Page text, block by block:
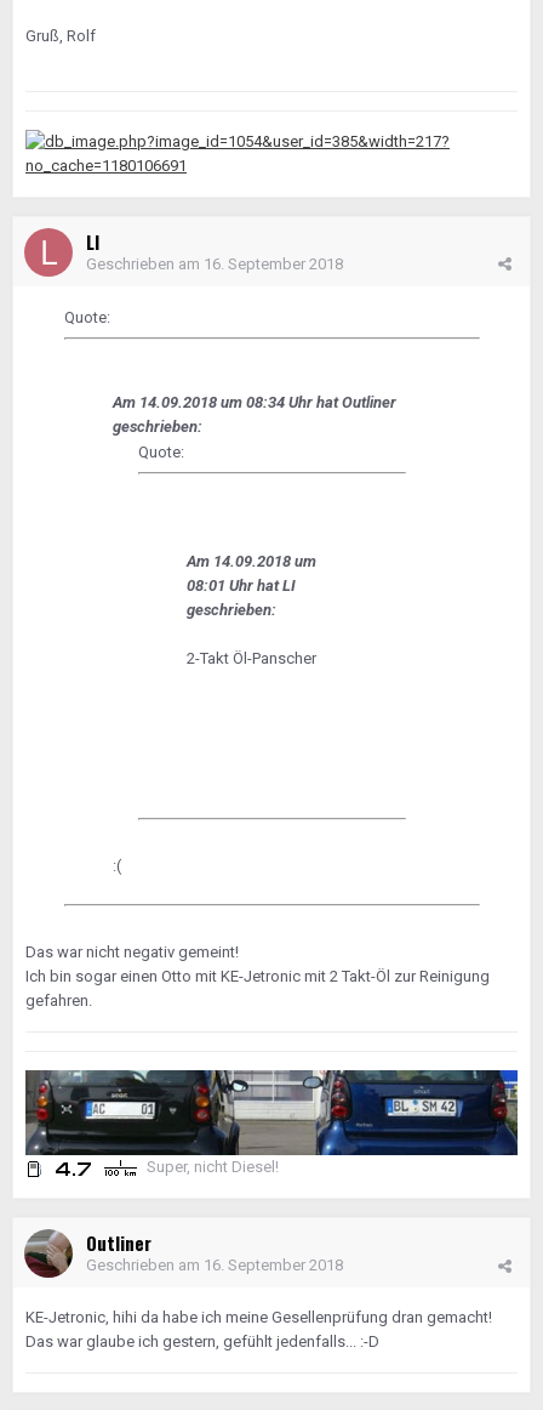
Gruß, Rolf
LI
Geschrieben am 16. September 2018
Quote:
Am 14.09.2018 um 08:34 Uhr hat Outliner
geschrieben:
Quote:
Am 14.09.2018 um
08:01 Uhr hat LI
geschrieben:
2-Takt Öl-Panscher
:(
Das war nicht negativ gemeint!
Ich bin sogar einen Otto mit KE-Jetronic mit 2 Takt-Öl zur Reinigung
gefahren.
Super, nicht Diesel!
Outliner
Geschrieben am 16. September 2018
KE-Jetronic, hihi da habe ich meine Gesellenprüfung dran gemacht!
Das war glaube ich gestern, gefühlt jedenfalls... :-D